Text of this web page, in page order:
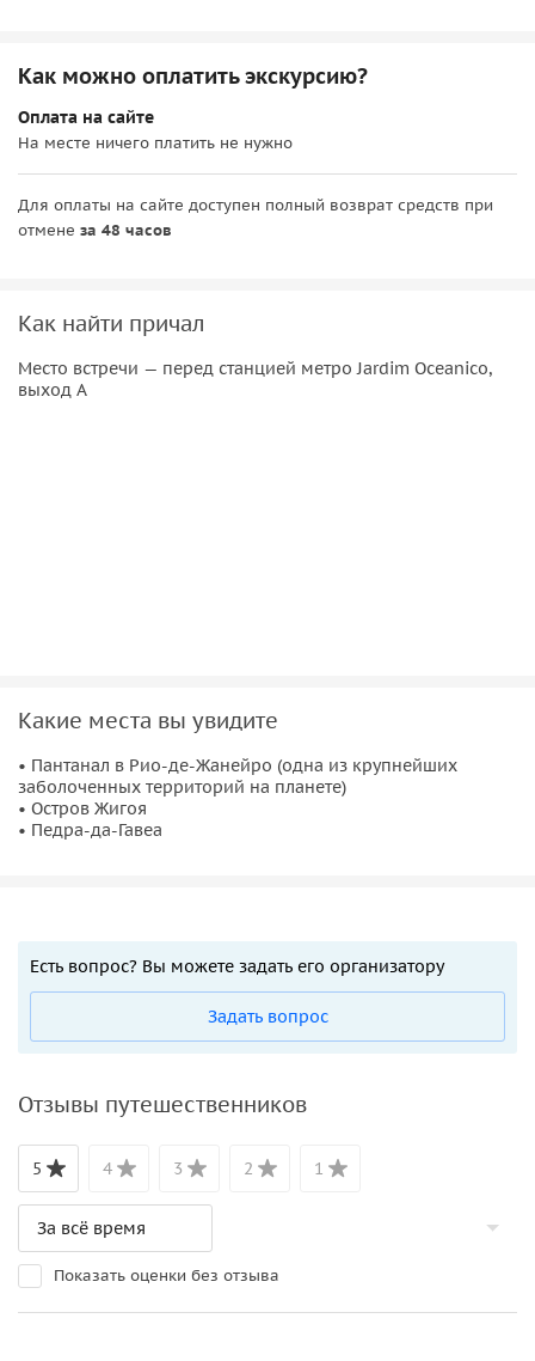
Как можно оплатить экскурсию?
Оплата на сайте
На месте ничего платить не нужно
Для оплаты на сайте доступен полный возврат средств при
отмене за 48 часов
Как найти причал
Место встречи — перед станцией метро Jardim Oceanico,
выход A
Какие места вы увидите
• Пантанал в Рио-де-Жанейро (одна из крупнейших
заболоченных территорий на планете)
• Остров Жигоя
• Педра-да-Гавеа
Есть вопрос? Вы можете задать его организатору
Задать вопрос
Отзывы путешественников
5 4 3 2 1
Показать оценки без отзыва